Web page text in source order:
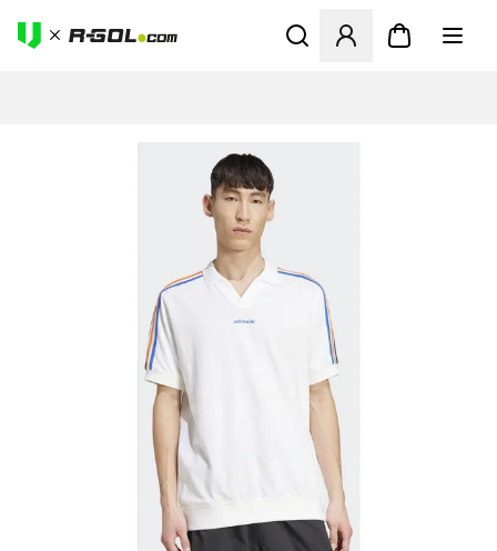
Ανοίγει ένα Modal για να